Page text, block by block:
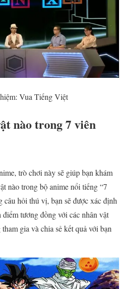
Vua Tiếng Việt
nào trong 7 viên
trò chơi này sẽ giúp bạn khám
nào trong bộ anime nổi tiếng “7
câu hỏi thú vị, bạn sẽ được xác định
tương đồng với các nhân vật
gia và chia sẻ kết quả với bạn